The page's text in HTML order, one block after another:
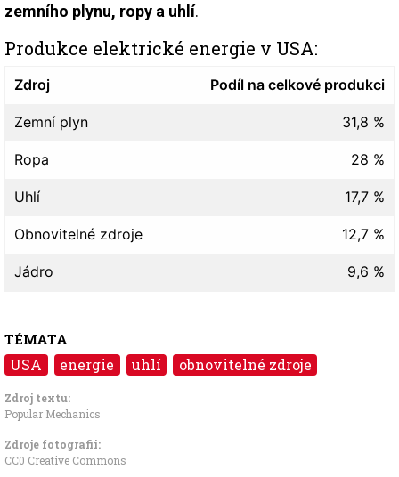
zemního plynu, ropy a uhlí.
Produkce elektrické energie v USA:
Zdroj Podíl na celkové produkci
Zemní plyn 31,8 %
Ropa 28 %
Uhlí 17,7 %
Obnovitelné zdroje 12,7 %
Jádro 9,6 %
TÉMATA
USA energie uhlí obnovitelné zdroje
Zdroj textu:
Popular Mechanics
Zdroje fotografii:
CC0 Creative Commons